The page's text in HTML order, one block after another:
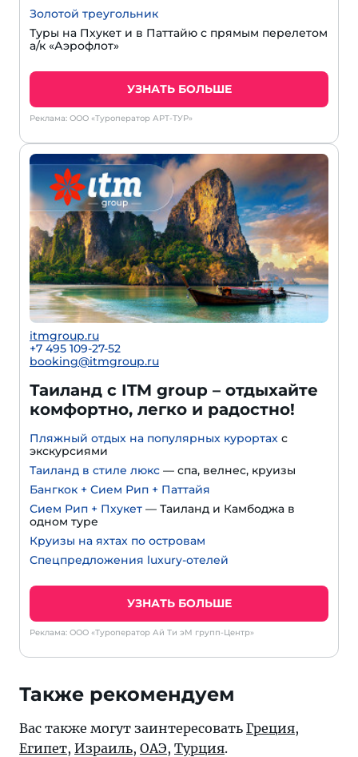
Золотой треугольник
Туры на Пхукет и в Паттайю с прямым перелетом
а/к «Аэрофлот»
УЗНАТЬ БОЛЬШЕ
Реклама: ООО «Туроператор АРТ-ТУР»
itmgroup.ru
+7 495 109-27-52
booking@itmgroup.ru
Таиланд с ITM group – отдыхайте
комфортно, легко и радостно!
Пляжный отдых на популярных курортах с
экскурсиями
Таиланд в стиле люкс — спа, велнес, круизы
Бангкок + Сием Рип + Паттайя
Сием Рип + Пхукет — Таиланд и Камбоджа в
одном туре
Круизы на яхтах по островам
Спецпредложения luxury-отелей
УЗНАТЬ БОЛЬШЕ
Реклама: ООО «Туроператор Ай Ти эМ групп-Центр»
Также рекомендуем
Вас также могут заинтересовать Греция,
Египет, Израиль, ОАЭ, Турция.